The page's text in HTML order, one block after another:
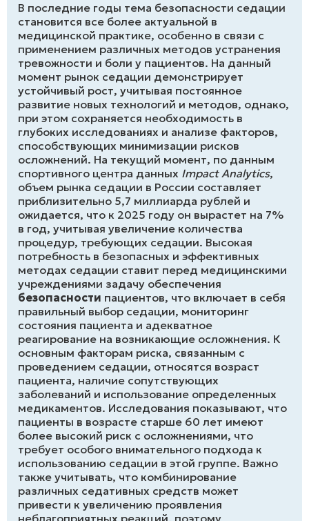
В последние годы тема безопасности седации
становится все более актуальной в
медицинской практике, особенно в связи с
применением различных методов устранения
тревожности и боли у пациентов. На данный
момент рынок седации демонстрирует
устойчивый рост, учитывая постоянное
развитие новых технологий и методов, однако,
при этом сохраняется необходимость в
глубоких исследованиях и анализе факторов,
способствующих минимизации рисков
осложнений. На текущий момент, по данным
спортивного центра данных Impact Analytics,
объем рынка седации в России составляет
приблизительно 5,7 миллиарда рублей и
ожидается, что к 2025 году он вырастет на 7%
в год, учитывая увеличение количества
процедур, требующих седации. Высокая
потребность в безопасных и эффективных
методах седации ставит перед медицинскими
учреждениями задачу обеспечения
безопасности пациентов, что включает в себя
правильный выбор седации, мониторинг
состояния пациента и адекватное
реагирование на возникающие осложнения. К
основным факторам риска, связанным с
проведением седации, относятся возраст
пациента, наличие сопутствующих
заболеваний и использование определенных
медикаментов. Исследования показывают, что
пациенты в возрасте старше 60 лет имеют
более высокий риск с осложнениями, что
требует особого внимательного подхода к
использованию седации в этой группе. Важно
также учитывать, что комбинирование
различных седативных средств может
привести к увеличению проявления
неблагоприятных реакций, поэтому